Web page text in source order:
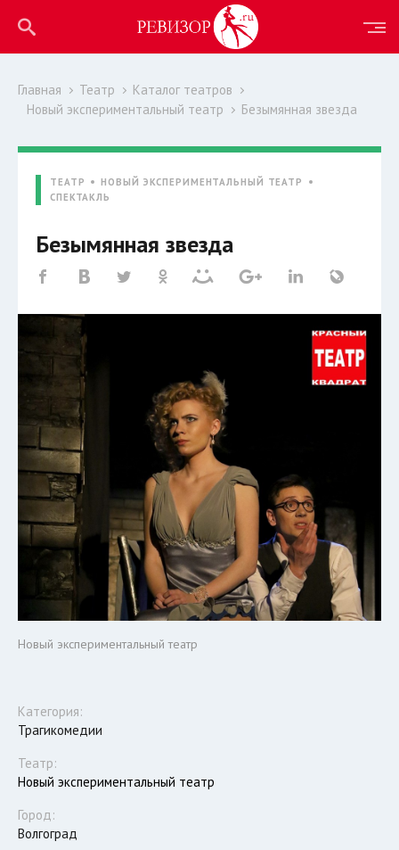
Главная Театр
Каталог театров
Новый экспериментальный театр
Безымянная звезда
ТЕАТР
НОВЫЙ ЭКСПЕРИМЕНТАЛЬНЫЙ ТЕАТР
СПЕКТАКЛЬ
Безымянная звезда
Новый экспериментальный театр
Категория:
Трагикомедии
Театр:
Новый экспериментальный театр
Город:
Волгоград